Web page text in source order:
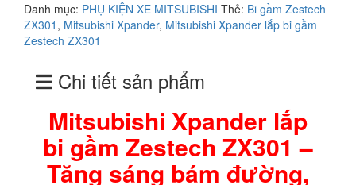
Danh mục: PHỤ KIỆN XE MITSUBISHI Thẻ: Bi gầm Zestech
ZX301 , Mitsubishi Xpander, Mitsubishi Xpander lắp bi gầm
Zestech ZX301
Chi tiết sản phẩm
Mitsubishi Xpander lắp
bi gầm Zestech ZX301 –
Tăng sáng bám đường,